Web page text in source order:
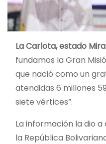
La Carlota, estado
fundamos la Gran
que nació como un
atendidas 6 millones
siete vértices”.
La información la dio
la República